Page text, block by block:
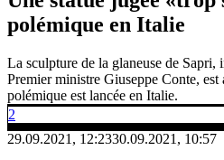
polémique en Italie
La sculpture de la glaneuse de Sapri,
Premier ministre Giuseppe Conte, est
polémique est lancée en Italie.
2
29.09.2021, 12:2330.09.2021, 10:57